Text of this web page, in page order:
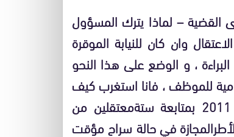
– لماذا يترك المسؤول
وان كان للنيابة الموقرة
، و الوضع على هذا النحو
للموظف ، فانا استغرب كيف
بمتابعة ستةمعتقلين من
المجازة في حالة سراح مؤقت